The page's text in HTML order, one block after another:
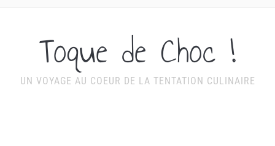
Toque de Choc !
UN VOYAGE AU COEUR DE LA TENTATION CULINAIRE